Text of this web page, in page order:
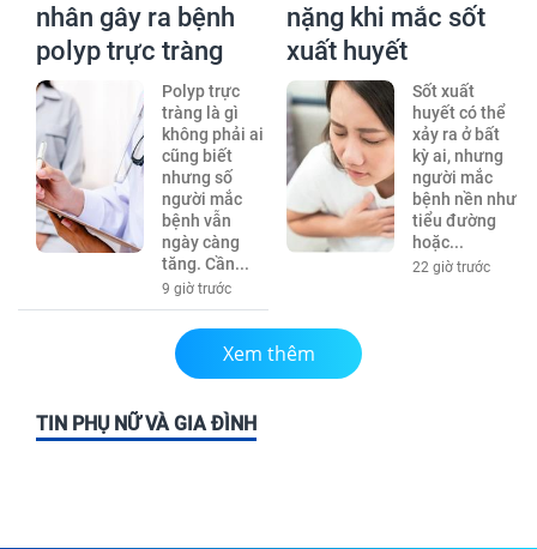
nhân gây ra bệnh
polyp trực tràng
Polyp trực
tràng là gì
không phải ai
cũng biết
nhưng số
người mắc
bệnh vẫn
ngày càng
tăng. Cần...
9 giờ trước
nặng khi mắc sốt
xuất huyết
Sốt xuất
huyết có thể
xảy ra ở bất
kỳ ai, nhưng
người mắc
bệnh nền như
tiểu đường
hoặc...
22 giờ trước
Xem thêm
TIN PHỤ NỮ VÀ GIA ĐÌNH